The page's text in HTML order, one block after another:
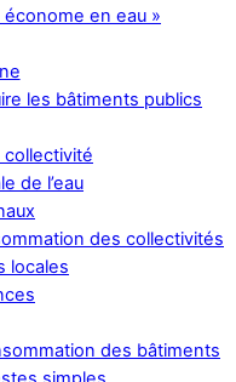
en eau »
les bâtiments publics
collectivité
de l’eau
des collectivités
locales
des bâtiments